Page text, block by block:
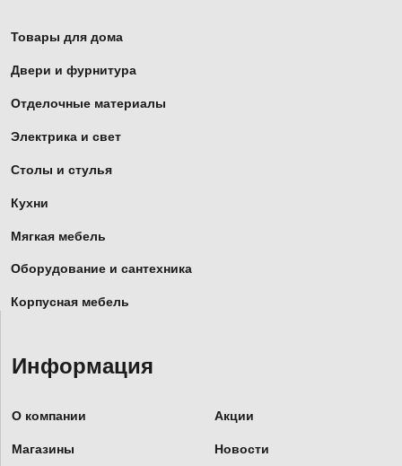
Товары для дома
Двери и фурнитура
Отделочные материалы
Электрика и свет
Столы и стулья
Кухни
Мягкая мебель
Оборудование и сантехника
Корпусная мебель
Информация
О компании Акции
Магазины Новости